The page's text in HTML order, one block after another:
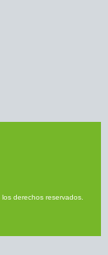
derechos reservados.